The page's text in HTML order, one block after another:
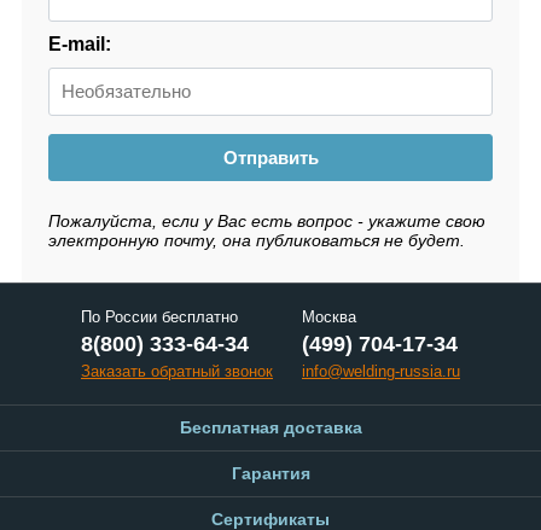
E-mail:
Отправить
Пожалуйста, если у Вас есть вопрос - укажите свою
электронную почту, она публиковаться не будет.
По России бесплатно
8(800) 333-64-34
Заказать обратный звонок
Москва
(499) 704-17-34
info@welding-russia.ru
Бесплатная доставка
Гарантия
Сертификаты